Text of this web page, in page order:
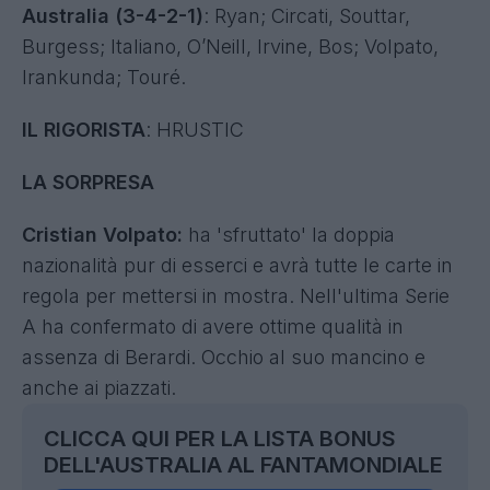
Australia (3-4-2-1): Ryan; Circati, Souttar,
Burgess; Italiano, O’Neill, Irvine, Bos; Volpato,
Irankunda; Touré.
IL RIGORISTA: HRUSTIC
LA SORPRESA
Cristian Volpato: ha 'sfruttato' la doppia
nazionalità pur di esserci e avrà tutte le carte in
regola per mettersi in mostra. Nell'ultima Serie
A ha confermato di avere ottime qualità in
assenza di Berardi. Occhio al suo mancino e
anche ai piazzati.
CLICCA QUI PER LA LISTA BONUS
DELL'AUSTRALIA AL FANTAMONDIALE